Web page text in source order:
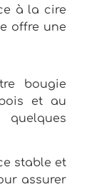
à la cire
offre une
bougie
et au
stable et
assurer